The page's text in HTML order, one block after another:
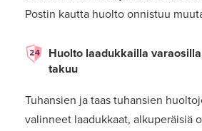
Postin kautta huolto onnistuu
Huolto laadukkailla
takuu
Tuhansien ja taas tuhansien
valinneet laadukkaat, alkuperäisiä